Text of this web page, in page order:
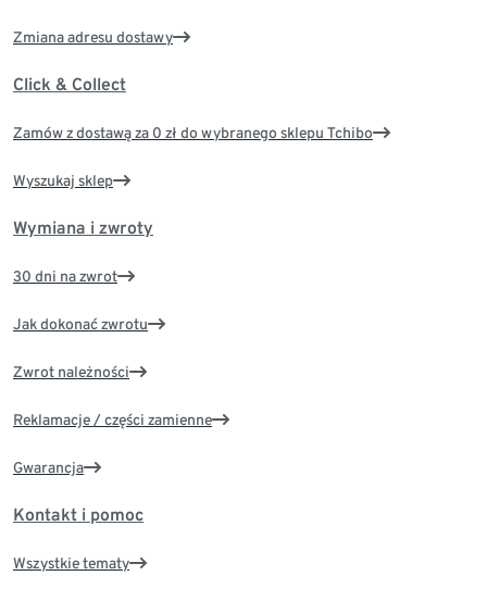
Zmiana adresu dostawy
Click & Collect
Zamów z dostawą za 0 zł do wybranego sklepu Tchibo
Wyszukaj sklep
Wymiana i zwroty
30 dni na zwrot
Jak dokonać zwrotu
Zwrot należności
Reklamacje / części zamienne
Gwarancja
Kontakt i pomoc
Wszystkie tematy